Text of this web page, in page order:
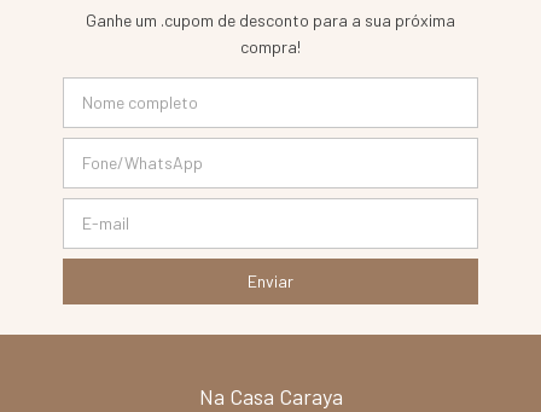
Ganhe um .cupom de desconto para a sua próxima
compra!
Na Casa Caraya